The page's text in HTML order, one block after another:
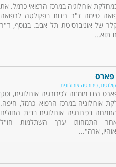
במחלקת אורולוגיה במרכז הרפואי כרמל. את
סיימה ד"ר רינות בפקולטה לרפואה
של אוניברסיטת תל אביב. בנוסף, ד"ר
תוא...
פארס
כירורגיה אורולוגית
הינו מומחה לכירורגיה אורולוגית, וסגן
אורולוגיה במרכז הרפואי כרמל, חיפה.
בכירורגיה אורולוגית בבית החולים
התמחותו ערך השתלמות חו"ל
ארה"...